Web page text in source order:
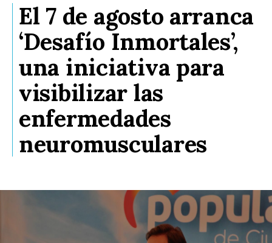
El 7 de agosto arranca
‘Desafío Inmortales’,
una iniciativa para
visibilizar las
enfermedades
neuromusculares